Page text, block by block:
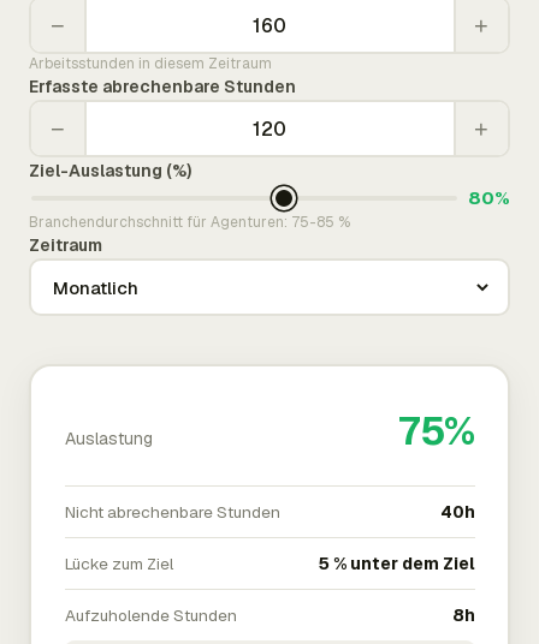
− +
Arbeitsstunden in diesem Zeitraum
Erfasste abrechenbare Stunden
− +
Ziel-Auslastung (%)
80%
Branchendurchschnitt für Agenturen: 75-85 %
Zeitraum
Auslastung 75%
Nicht abrechenbare Stunden 40h
Lücke zum Ziel 5 % unter dem Ziel
Aufzuholende Stunden 8h